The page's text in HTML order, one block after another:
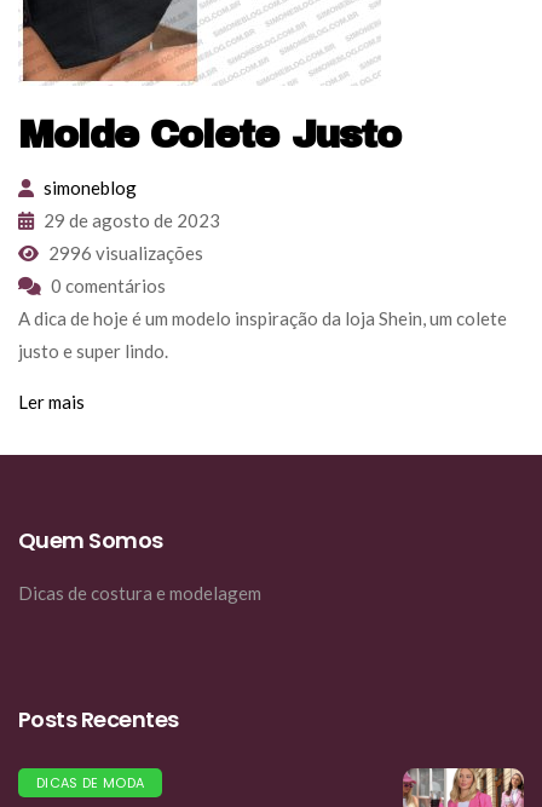
Molde Colete Justo
simoneblog
29 de agosto de 2023
2996 visualizações
0 comentários
A dica de hoje é um modelo inspiração da loja Shein, um colete
justo e super lindo.
Ler mais
Quem Somos
Dicas de costura e modelagem
Posts Recentes
DICAS DE MODA